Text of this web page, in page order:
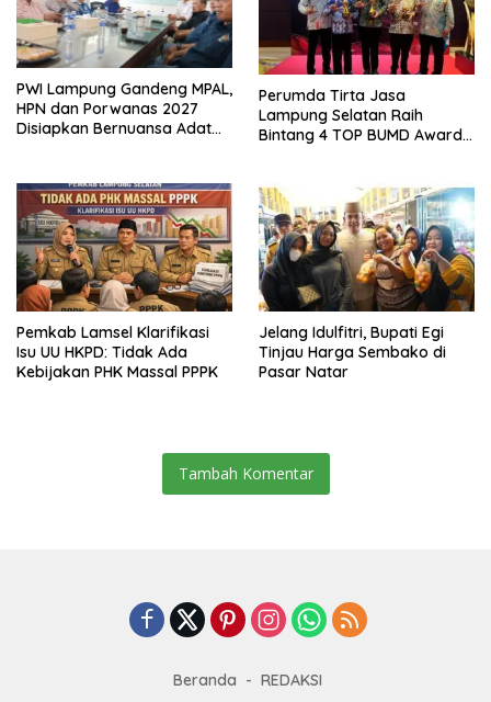
PWI Lampung Gandeng MPAL,
HPN dan Porwanas 2027
Disiapkan Bernuansa Adat
Perumda Tirta Jasa
Lampung Selatan Raih
Bintang 4 TOP BUMD Awards
Pemkab Lamsel Klarifikasi
Isu UU HKPD: Tidak Ada
Kebijakan PHK Massal PPPK
Jelang Idulfitri, Bupati Egi
Tinjau Harga Sembako di
Pasar Natar
Tambah Komentar
Beranda
REDAKSI